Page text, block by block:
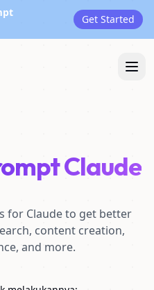
Get Started
Claude
for Claude to get better
content creation,
and more.